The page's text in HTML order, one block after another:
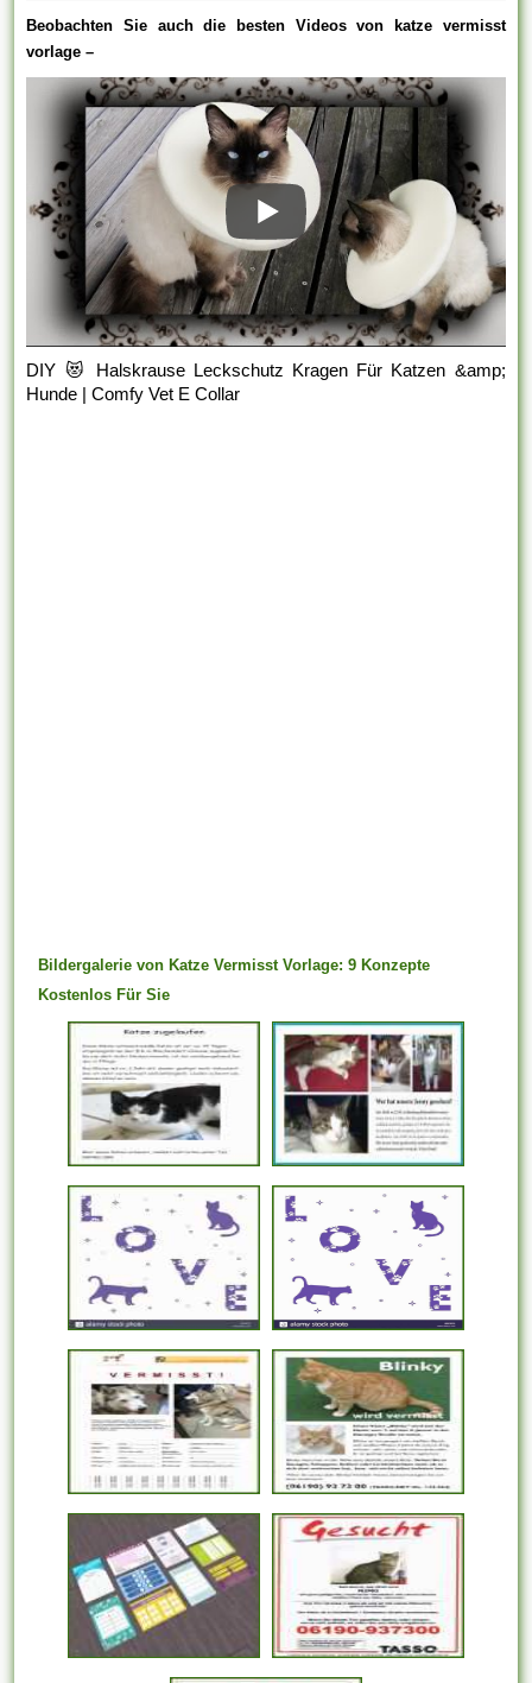
Beobachten Sie auch die besten Videos von katze vermisst
vorlage –
DIY 😻 Halskrause Leckschutz Kragen Für Katzen &amp;
Hunde | Comfy Vet E Collar
Bildergalerie von Katze Vermisst Vorlage: 9 Konzepte
Kostenlos Für Sie